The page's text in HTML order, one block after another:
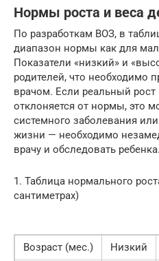
Нормы роста и веса
По разработкам ВОЗ, в
диапазон нормы как для
Показатели «низкий» и
родителей, что необходимо
врачом. Если реальный рост
отклоняется от нормы, это
системного заболевания
жизни — необходимо
врачу и обследовать ребенка.
1. Таблица нормального
сантиметрах)
Возраст (мес.) Низкий